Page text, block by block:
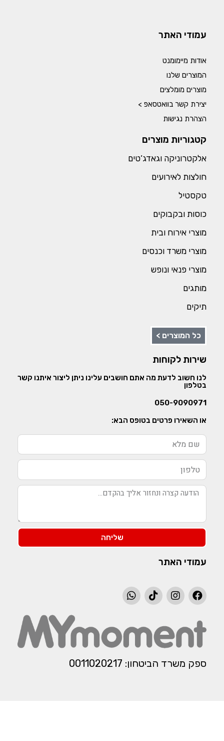
עמודי האתר
אודות מיימומנט
המוצרים שלנו
מוצרים מומלצים
יצירת קשר בוואטסאפ >
הצהרת נגישות
קטגוריות מוצרים
אלקטרוניקה וגאדג’טים
חולצות לאירועים
טקסטיל
כוסות ובקבוקים
מוצרי אירוח ובית
מוצרי משרד וכנסים
מוצרי פנאי ונופש
מותגים
תיקים
כל המוצרים >
שירות לקוחות
לנו חשוב לדעת מה אתם חושבים עלינו ניתן ליצור איתנו קשר
בטלפון
050-9090971
או השאירו פרטים בטופס הבא:
שליחה
עמודי האתר
ספק משרד הביטחון: 0011020217​​